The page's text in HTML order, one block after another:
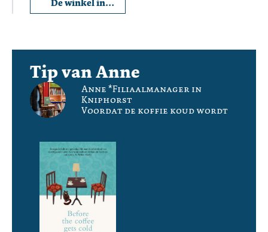
De winkel in
Wageningen
Tip van Anne
Anne *Filiaalmanager in
Kniphorst
Voordat de koffie koud wordt